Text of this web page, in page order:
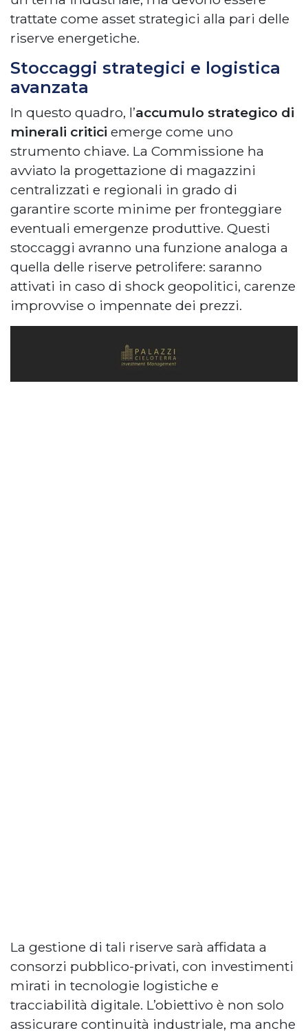
trattate come asset strategici alla pari delle
riserve energetiche.
Stoccaggi strategici e logistica
avanzata
In questo quadro, l’accumulo strategico di
minerali critici emerge come uno
strumento chiave. La Commissione ha
avviato la progettazione di magazzini
centralizzati e regionali in grado di
garantire scorte minime per fronteggiare
eventuali emergenze produttive. Questi
stoccaggi avranno una funzione analoga a
quella delle riserve petrolifere: saranno
attivati in caso di shock geopolitici, carenze
improvvise o impennate dei prezzi.
La gestione di tali riserve sarà affidata a
consorzi pubblico-privati, con investimenti
mirati in tecnologie logistiche e
tracciabilità digitale. L’obiettivo è non solo
assicurare continuità industriale, ma anche